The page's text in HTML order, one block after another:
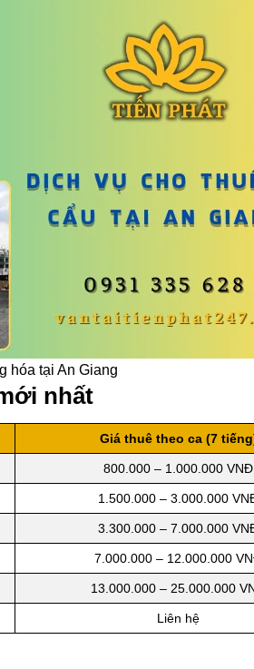
hóa tại An Giang
nhất
Giá thuê theo ca (7
800.000 – 1.000.000 VNĐ
1.500.000 – 3.000.000
3.300.000 – 7.000.000
7.000.000 – 12.000.000
13.000.000 – 25.000.000
Liên hệ